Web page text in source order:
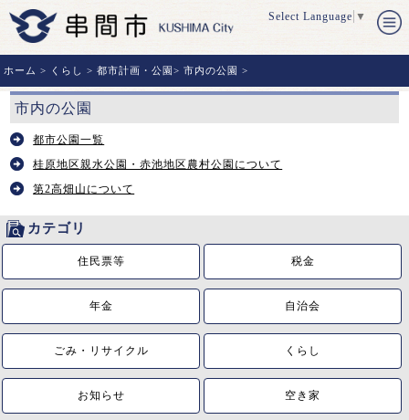
Select Language ▼
ホーム > くらし >都市計画・公園>市内の公園 >
市内の公園
都市公園一覧
桂原地区親水公園・赤池地区農村公園について
第2高畑山について
カテゴリ
住民票等 税金
年金 自治会
ごみ・リサイクル くらし
お知らせ 空き家